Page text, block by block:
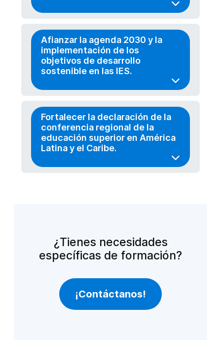
Afianzar la agenda 2030 y la
implementación de los
objetivos de desarrollo
sostenible en las IES.
Fortalecer la declaración de la
conferencia regional de la
educación superior en América
Latina y el Caribe.
¿Tienes necesidades
específicas de formación?
¡Contáctanos!